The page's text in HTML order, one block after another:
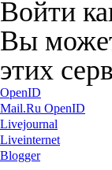
Войти
Вы
этих
OpenID
Mail.Ru OpenID
Livejournal
Liveinternet
Blogger